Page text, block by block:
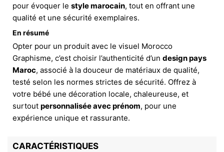
pour évoquer le style marocain, tout en offrant une
qualité et une sécurité exemplaires.
En résumé
Opter pour un produit avec le visuel Morocco
Graphisme, c’est choisir l’authenticité d’un design pays
Maroc, associé à la douceur de matériaux de qualité,
testé selon les normes strictes de sécurité. Offrez à
votre bébé une décoration locale, chaleureuse, et
surtout personnalisée avec prénom, pour une
expérience unique et rassurante.
CARACTÉRISTIQUES